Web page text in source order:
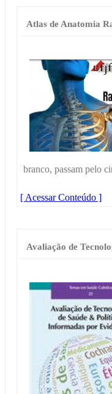
Atlas de Anatomia
branco, passam pelo
[ Acessar Conteúdo ]
Avaliação de